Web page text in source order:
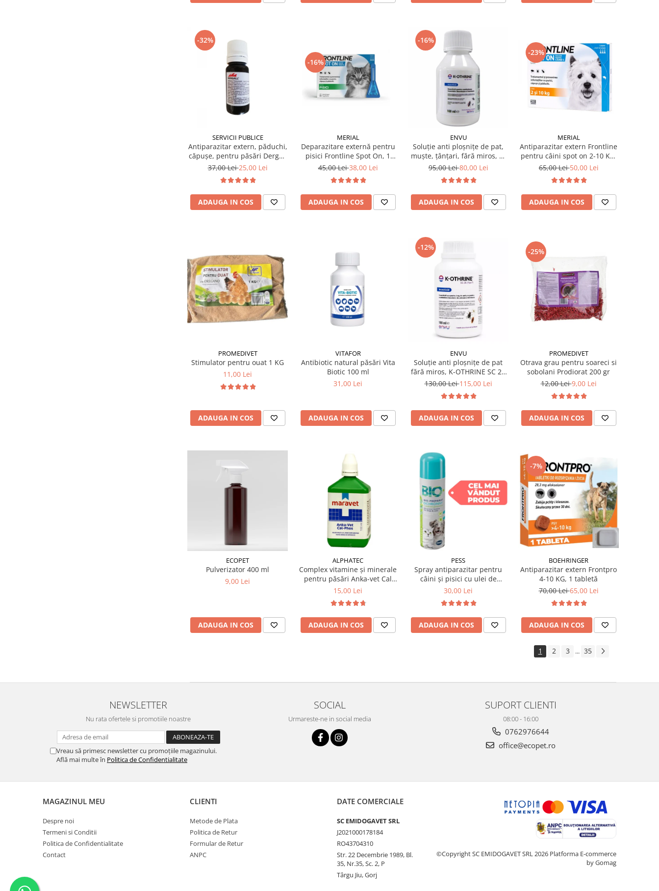
-32%
SERVICII PUBLICE
Antiparazitar extern, păduchi,
căpuşe, pentru păsări Dergall
10 ml
37,00 Lei25,00 Lei
ADAUGA IN COS
-16%
MERIAL
Deparazitare externă pentru
pisici Frontline Spot On, 1
pipetă
45,00 Lei38,00 Lei
ADAUGA IN COS
-16%
ENVU
Soluție anti ploșnițe de pat,
muște, țânțari, fără miros, K-
OTHRINE SC 7.5 Flow 100 ml
95,00 Lei80,00 Lei
ADAUGA IN COS
-23%
MERIAL
Antiparazitar extern Frontline
pentru câini spot on 2-10 KG,
1 pipetă
65,00 Lei50,00 Lei
ADAUGA IN COS
PROMEDIVET
Stimulator pentru ouat 1 KG
11,00 Lei
ADAUGA IN COS
VITAFOR
Antibiotic natural păsări Vita
Biotic 100 ml
31,00 Lei
ADAUGA IN COS
-12%
ENVU
Soluție anti ploșnițe de pat
fără miros, K-OTHRINE SC 25
Flow 100 ml
130,00 Lei115,00 Lei
ADAUGA IN COS
-25%
PROMEDIVET
Otrava grau pentru soareci si
sobolani Prodiorat 200 gr
12,00 Lei9,00 Lei
ADAUGA IN COS
ECOPET
Pulverizator 400 ml
9,00 Lei
ADAUGA IN COS
ALPHATEC
Complex vitamine și minerale
pentru păsări Anka-vet Cal
Phos 100 ml
15,00 Lei
ADAUGA IN COS
PESS
Spray antiparazitar pentru
câini și pisici cu ulei de
geranium Pess 250 ml
30,00 Lei
ADAUGA IN COS
-7%
BOEHRINGER
Antiparazitar extern Frontpro
4-10 KG, 1 tabletă
70,00 Lei65,00 Lei
ADAUGA IN COS
1 2 3 ... 35
NEWSLETTER
Nu rata ofertele si promotiile noastre
Vreau să primesc newsletter cu promoțiile magazinului.
Află mai multe în Politica de Confidentialitate
SOCIAL
Urmareste-ne in social media
SUPORT CLIENTI
08:00 - 16:00
0762976644
office@ecopet.ro
MAGAZINUL MEU
Despre noi
Termeni si Conditii
Politica de Confidentialitate
Contact
CLIENTI
Metode de Plata
Politica de Retur
Formular de Retur
ANPC
DATE COMERCIALE
SC EMIDOGAVET SRL
J2021000178184
RO43704310
Str. 22 Decembrie 1989, Bl.
35, Nr.35, Sc. 2, P
Târgu Jiu, Gorj
©Copyright SC EMIDOGAVET SRL 2026 Platforma E-commerce
by Gomag